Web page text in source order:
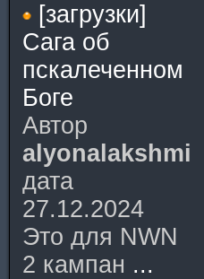
[загрузки]
Сага об
пскалеченном
Боге
Автор
alyonalakshmi
дата
27.12.2024
Это для NWN
2 кампан ...